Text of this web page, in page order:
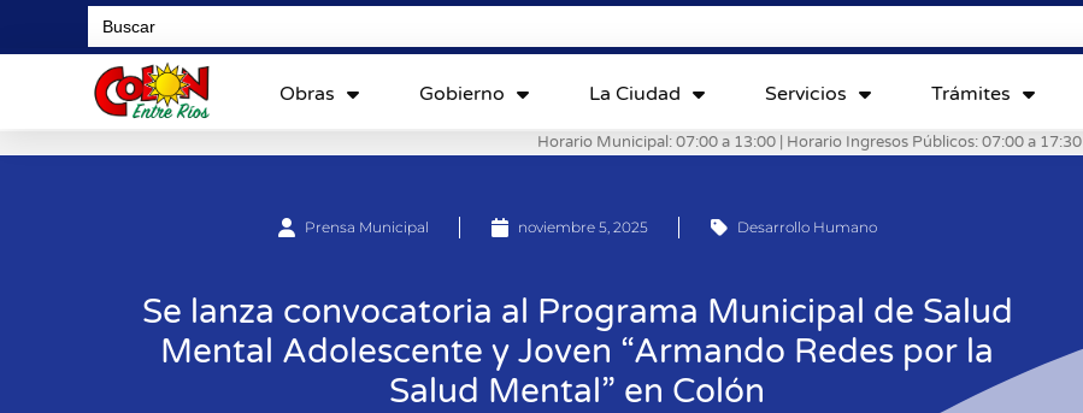
Search
for:
Obras Gobierno La Ciudad Servicios Trámites
Horario Municipal: 07:00 a 13:00 | Horario Ingresos Públicos: 07:00 a 17:30
Prensa Municipal noviembre 5, 2025 Desarrollo Humano
Se lanza convocatoria al Programa Municipal de Salud
Mental Adolescente y Joven “Armando Redes por la
Salud Mental” en Colón